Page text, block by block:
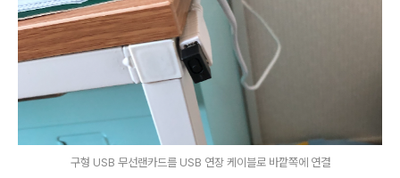
구형 USB 무선랜카드를 USB 연장 케이블로 바깥쪽에 연결